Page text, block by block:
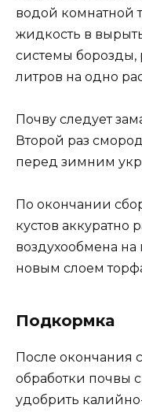
водой комнатной
жидкость в
системы борозды,
литров на одно
Почву следует
Второй раз
перед зимним
По окончании
кустов аккуратно
воздухообмена
новым слоем
Подкормка
После окончания
обработки почвы
удобрить